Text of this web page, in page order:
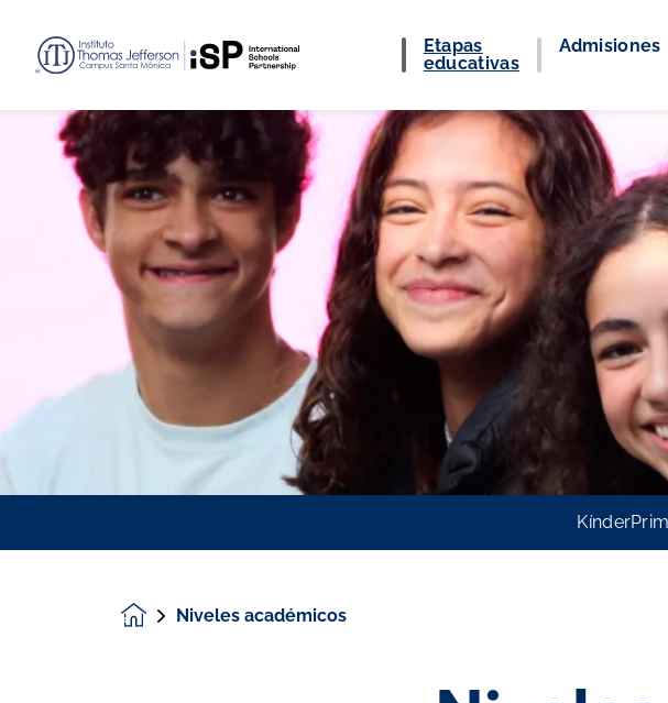
Etapas
educativas
Admisiones
Kínder
HomepageNiveles académicos